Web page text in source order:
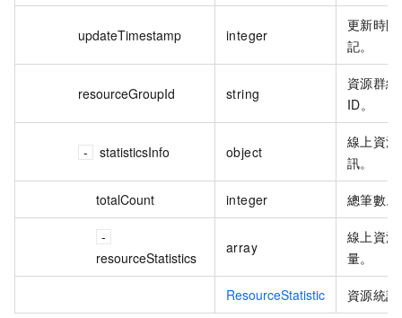
updateTimestamp integer
更新時間
記。
resourceGroupId string
資源群組
ID。
statisticsInfo object
線上資源
訊。
totalCount integer 總筆數。
resourceStatistics
array
線上資源
量。
ResourceStatistic 資源統